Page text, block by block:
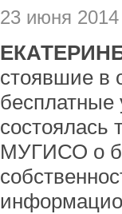
23 июня
стоявшие в
бесплатные
состоялась
МУГИСО о